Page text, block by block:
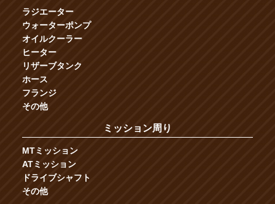
ラジエーター
ウォーターポンプ
オイルクーラー
ヒーター
リザーブタンク
ホース
フランジ
その他
ミッション周り
MTミッション
ATミッション
ドライブシャフト
その他